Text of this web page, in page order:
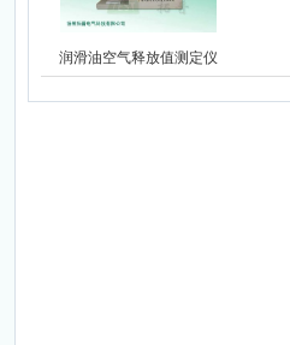
润滑油空气释放值测定仪